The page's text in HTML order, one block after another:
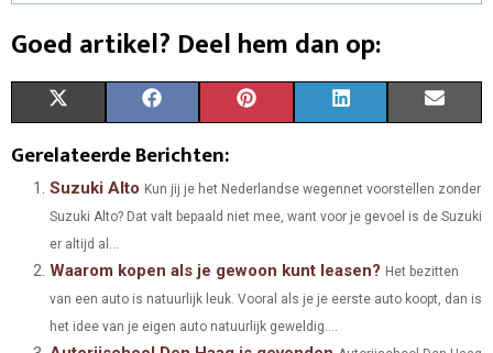
Goed artikel? Deel hem dan op:
R
O
T
W
T
A
R
O
C
E
B
O
R
O
N
T
R
E
A
R
O
N
K
D
R
O
I
Gerelateerde Berichten:
Suzuki Alto Kun jij je het Nederlandse wegennet voorstellen zonder
Suzuki Alto? Dat valt bepaald niet mee, want voor je gevoel is de Suzuki
er altijd al...
Waarom kopen als je gewoon kunt leasen? Het bezitten
van een auto is natuurlijk leuk. Vooral als je je eerste auto koopt, dan is
het idee van je eigen auto natuurlijk geweldig....